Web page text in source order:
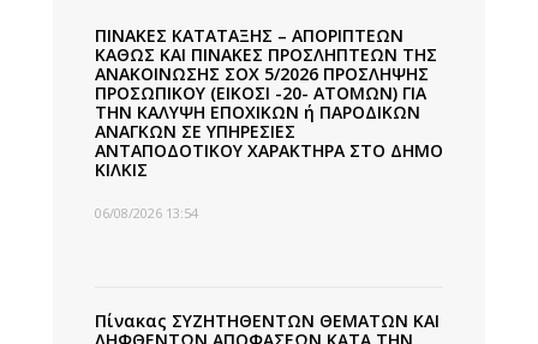
ΠΙΝΑΚΕΣ ΚΑΤΑΤΑΞΗΣ – ΑΠΟΡΙΠΤΕΩΝ
ΚΑΘΩΣ ΚΑΙ ΠΙΝΑΚΕΣ ΠΡΟΣΛΗΠΤΕΩΝ ΤΗΣ
ΑΝΑΚΟΙΝΩΣΗΣ ΣΟΧ 5/2026 ΠΡΟΣΛΗΨΗΣ
ΠΡΟΣΩΠΙΚΟΥ (ΕΙΚΟΣΙ -20- ΑΤΟΜΩΝ) ΓΙΑ
ΤΗΝ ΚΑΛΥΨΗ ΕΠΟΧΙΚΩΝ ή ΠΑΡΟΔΙΚΩΝ
ΑΝΑΓΚΩΝ ΣΕ ΥΠΗΡΕΣΙΕΣ
ΑΝΤΑΠΟΔΟΤΙΚΟΥ ΧΑΡΑΚΤΗΡΑ ΣΤΟ ΔΗΜΟ
ΚΙΛΚΙΣ
06/08/2026 13:54
Πίνακας ΣΥΖΗΤΗΘΕΝΤΩΝ ΘΕΜΑΤΩΝ ΚΑΙ